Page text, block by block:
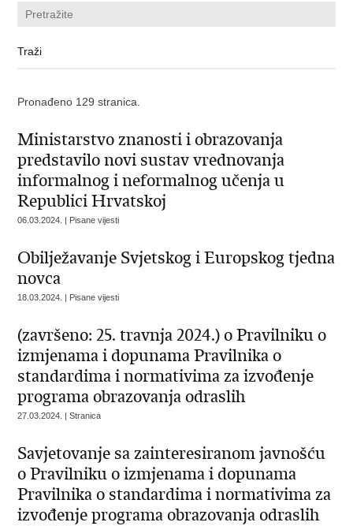
Pronađeno 129 stranica.
Ministarstvo znanosti i obrazovanja
predstavilo novi sustav vrednovanja
informalnog i neformalnog učenja u
Republici Hrvatskoj
06.03.2024. | Pisane vijesti
Obilježavanje Svjetskog i Europskog tjedna
novca
18.03.2024. | Pisane vijesti
(završeno: 25. travnja 2024.) o Pravilniku o
izmjenama i dopunama Pravilnika o
standardima i normativima za izvođenje
programa obrazovanja odraslih
27.03.2024. | Stranica
Savjetovanje sa zainteresiranom javnošću
o Pravilniku o izmjenama i dopunama
Pravilnika o standardima i normativima za
izvođenje programa obrazovanja odraslih